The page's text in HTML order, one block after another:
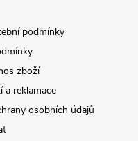
podmínky
zboží
a reklamace
osobních údajů